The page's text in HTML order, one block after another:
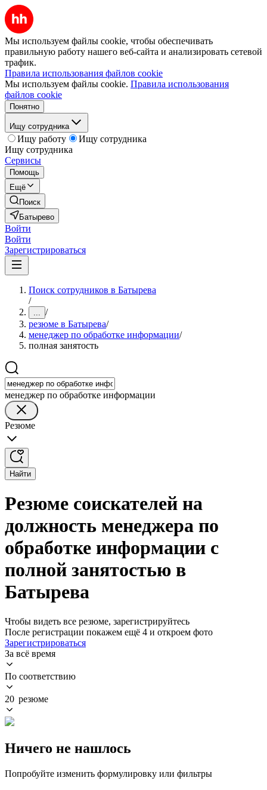
Мы используем файлы cookie, чтобы обеспечивать
правильную работу нашего веб-сайта и анализировать сетевой
трафик.
Правила использования файлов cookie
Мы используем файлы cookie. Правила использования
файлов cookie
Понятно
Ищу сотрудника
Ищу работу
Ищу сотрудника
Ищу сотрудника
Сервисы
Помощь
Ещё
Поиск
Батырево
Войти
Войти
Зарегистрироваться
Поиск сотрудников в Батырева
/
... /
резюме в Батырева/
менеджер по обработке информации/
полная занятость
менеджер по обработке информации
Резюме
Найти
Резюме соискателей на
должность менеджера по
обработке информации с
полной занятостью в
Батырева
Чтобы видеть все резюме, зарегистрируйтесь
После регистрации покажем ещё 4 и откроем фото
Зарегистрироваться
За всё время
По соответствию
20 резюме
Ничего не нашлось
Попробуйте изменить формулировку или фильтры